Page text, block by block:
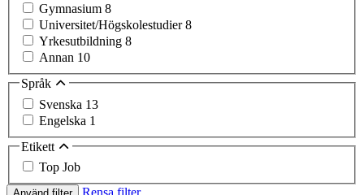
Gymnasium 8
Universitet/Högskolestudier8
Yrkesutbildning 8
Annan 10
Språk
Svenska 13
Engelska 1
Etikett
Top Job